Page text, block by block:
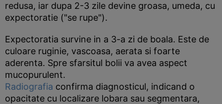
redusa, iar dupa 2-3 zile devine groasa, umeda, cu
expectoratie ("se rupe").
Expectoratia survine in a 3-a zi de boala. Este de
culoare ruginie, vascoasa, aerata si foarte
aderenta. Spre sfarsitul bolii va avea aspect
mucopurulent.
Radiografia confirma diagnosticul, indicand o
opacitate cu localizare lobara sau segmentara,